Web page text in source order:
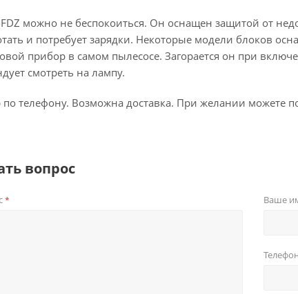
можно не беспокоиться. Он оснащен защитой от
и потребует зарядки. Некоторые модели блоков
прибор в самом пылесосе. Загорается он при
смотреть на лампу.
по телефону. Возможна доставка. При желании можете
вопрос
* Ваше
Телефон